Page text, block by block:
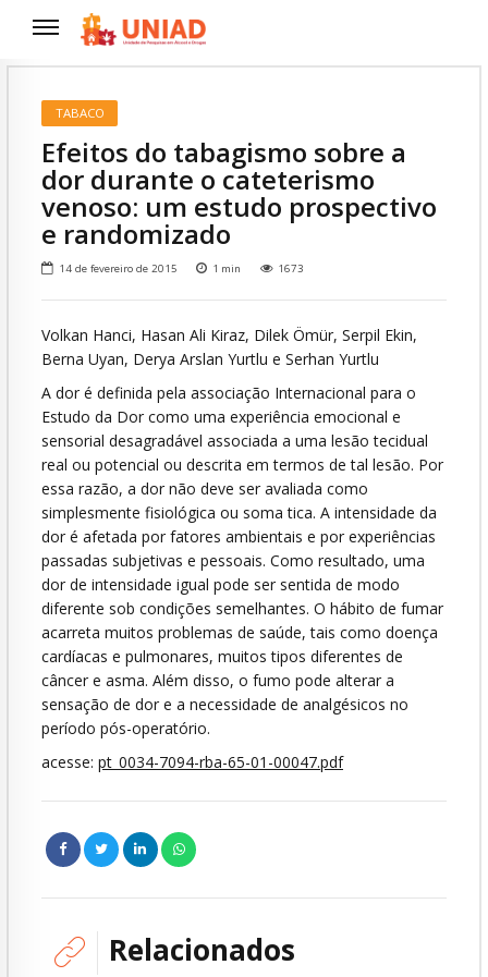
TABACO
Efeitos do tabagismo sobre a
dor durante o cateterismo
venoso: um estudo prospectivo
e randomizado
14 de fevereiro de 2015 1 min 1673
Volkan Hanci, Hasan Ali Kiraz, Dilek Ömür, Serpil Ekin,
Berna Uyan, Derya Arslan Yurtlu e Serhan Yurtlu
A dor é definida pela associação Internacional para o
Estudo da Dor como uma experiência emocional e
sensorial desagradável associada a uma lesão tecidual
real ou potencial ou descrita em termos de tal lesão. Por
essa razão, a dor não deve ser avaliada como
simplesmente fisiológica ou soma tica. A intensidade da
dor é afetada por fatores ambientais e por experiências
passadas subjetivas e pessoais. Como resultado, uma
dor de intensidade igual pode ser sentida de modo
diferente sob condições semelhantes. O hábito de fumar
acarreta muitos problemas de saúde, tais como doença
cardíacas e pulmonares, muitos tipos diferentes de
câncer e asma. Além disso, o fumo pode alterar a
sensação de dor e a necessidade de analgésicos no
período pós-operatório.
acesse: pt_0034-7094-rba-65-01-00047.pdf
Relacionados